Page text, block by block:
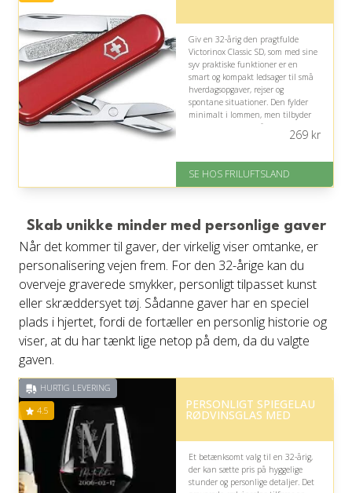
Giv en 32-årig den pragtfulde
Victorinox Classic SD, som med sine
syv praktiske funktioner er en
smart og kompakt ledsager til små
hverdagsopgaver, rejser og
spontane situationer. Den fylder
minimalt i lommen, men tilbyder
nyttige løsninger, når behovet
På lager
Levering: 1-2 hverdage
269kr
SE HOS FRILUFTSLAND
Skab unikke minder med personlige gaver
Når det kommer til gaver, der virkelig viser omtanke, er
personalisering vejen frem. For den 32-årige kan du
overveje graverede smykker, personligt tilpasset kunst
eller skræddersyet tøj. Sådanne gaver har en speciel
plads i hjertet, fordi de fortæller en personlig historie og
viser, at du har tænkt lige netop på dem, da du valgte
gaven.
HURTIG LEVERING
4.5 PERSONLIGT SPIEGELAU
RØDVINSGLAS MED
Et betænksomt valg til en 32-årig,
der kan sætte pris på hyggelige
stunder og personlige detaljer. Det